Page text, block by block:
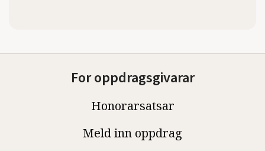
For oppdragsgivarar
Honorarsatsar
Meld inn oppdrag